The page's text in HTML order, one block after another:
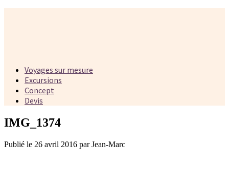
Voyages sur mesure
Excursions
Concept
Devis
IMG_1374
Publié le 26 avril 2016 par Jean-Marc